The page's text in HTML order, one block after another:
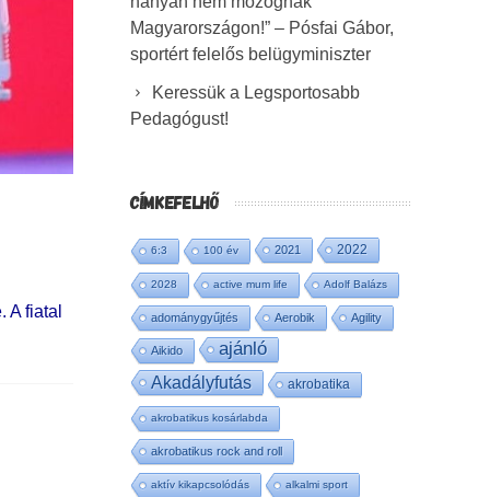
A fiatal
Magyarországon!” – Pósfai Gábor,
sportért felelős belügyminiszter
Keressük a Legsportosabb
Pedagógust!
CÍMKEFELHŐ
6:3 100 év 2021 2022
2028 active mum life Adolf Balázs
adománygyűjtés Aerobik Agility
Aikido ajánló
Akadályfutás akrobatika
akrobatikus kosárlabda
akrobatikus rock and roll
aktív kikapcsolódás alkalmi sport